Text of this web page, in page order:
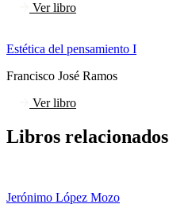
Ver libro
Estética del pensamiento I
Francisco José Ramos
Ver libro
Libros relacionados
Jerónimo López Mozo